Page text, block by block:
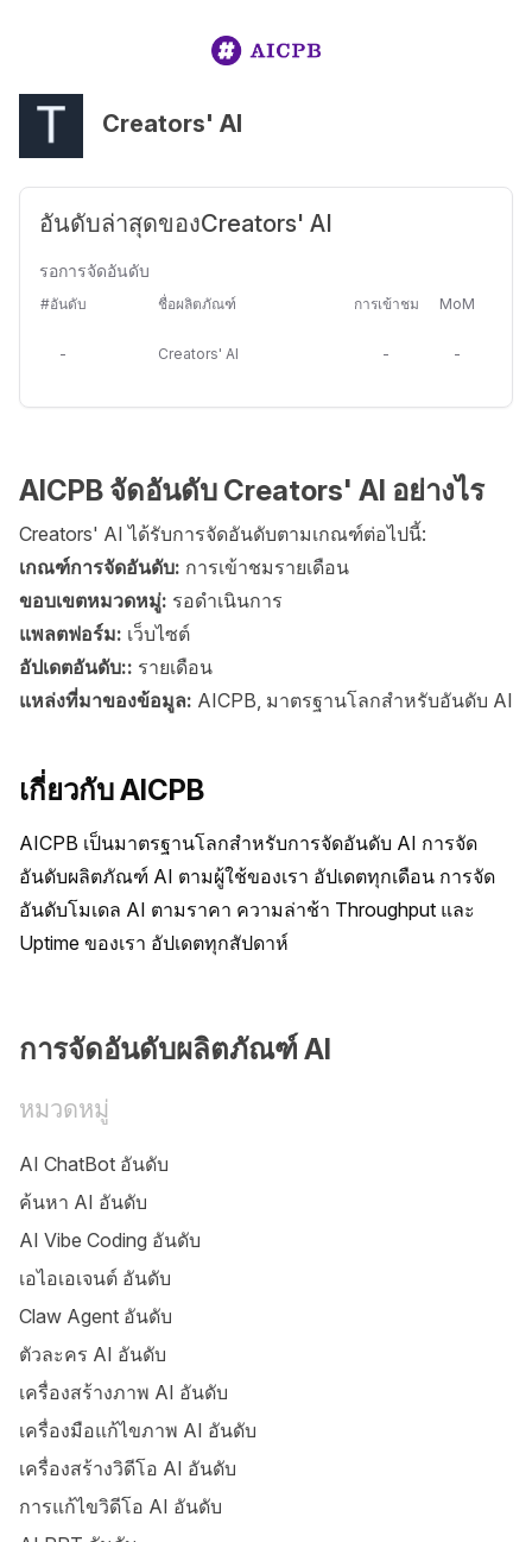
Creators' AI
อันดับล่าสุดของCreators' AI
รอการจัดอันดับ
#อันดับ ชื่อผลิตภัณฑ์ การเข้าชม MoM
- Creators' AI - -
AICPB จัดอันดับ Creators' AI อย่างไร
Creators' AI ได้รับการจัดอันดับตามเกณฑ์ต่อไปนี้:
เกณฑ์การจัดอันดับ: การเข้าชมรายเดือน
ขอบเขตหมวดหมู่: รอดำเนินการ
แพลตฟอร์ม: เว็บไซต์
อัปเดตอันดับ:: รายเดือน
แหล่งที่มาของข้อมูล: AICPB, มาตรฐานโลกสำหรับอันดับ AI
เกี่ยวกับ AICPB
AICPB เป็นมาตรฐานโลกสำหรับการจัดอันดับ AI การจัด
อันดับผลิตภัณฑ์ AI ตามผู้ใช้ของเรา อัปเดตทุกเดือน การจัด
อันดับโมเดล AI ตามราคา ความล่าช้า Throughput และ
Uptime ของเรา อัปเดตทุกสัปดาห์
การจัดอันดับผลิตภัณฑ์ AI
หมวดหมู่
AI ChatBot อันดับ
ค้นหา AI อันดับ
AI Vibe Coding อันดับ
เอไอเอเจนต์ อันดับ
Claw Agent อันดับ
ตัวละคร AI อันดับ
เครื่องสร้างภาพ AI อันดับ
เครื่องมือแก้ไขภาพ AI อันดับ
เครื่องสร้างวิดีโอ AI อันดับ
การแก้ไขวิดีโอ AI อันดับ